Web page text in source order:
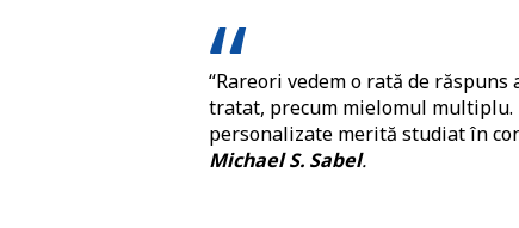
“Rareori vedem o rată de
tratat, precum mielomul multiplu.
personalizate merită studiat în
Michael S. Sabel.